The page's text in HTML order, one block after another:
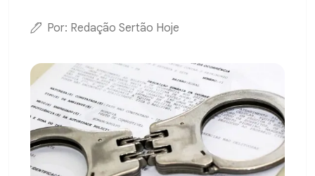
Por: Redação Sertão Hoje